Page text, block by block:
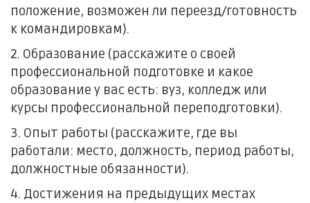
положение, возможен ли переезд/готовность
к командировкам).
2. Образование (расскажите о своей
профессиональной подготовке и какое
образование у вас есть: вуз, колледж или
курсы профессиональной переподготовки).
3. Опыт работы (расскажите, где вы
работали: место, должность, период работы,
должностные обязанности).
4. Достижения на предыдущих местах